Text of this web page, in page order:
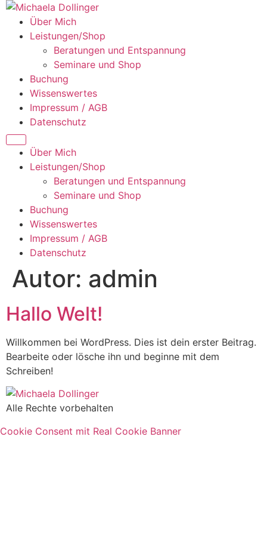
Zum
Inhalt
springen
Über Mich
Leistungen/Shop
Beratungen und Entspannung
Seminare und Shop
Buchung
Wissenswertes
Impressum / AGB
Datenschutz
Über Mich
Leistungen/Shop
Beratungen und Entspannung
Seminare und Shop
Buchung
Wissenswertes
Impressum / AGB
Datenschutz
Autor: admin
Hallo Welt!
Willkommen bei WordPress. Dies ist dein erster Beitrag.
Bearbeite oder lösche ihn und beginne mit dem
Schreiben!
Alle Rechte vorbehalten
Cookie Consent mit Real Cookie Banner